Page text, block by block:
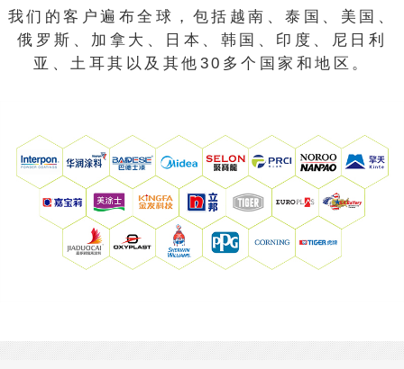
我们的客户遍布全球，包括越南、泰国、美国、
俄罗斯、加拿大、日本、韩国、印度、尼日利
亚、土耳其以及其他30多个国家和地区。